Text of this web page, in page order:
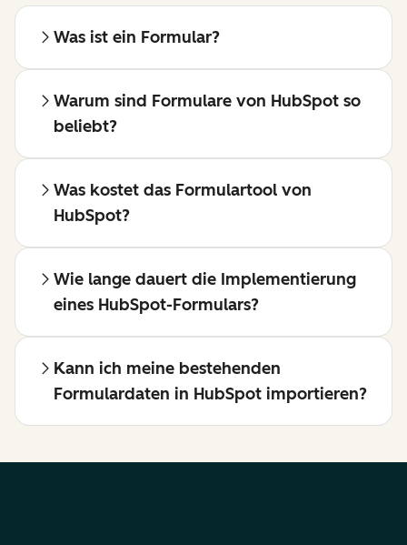
Was ist ein Formular?
Warum sind Formulare von HubSpot so
beliebt?
Was kostet das Formulartool von
HubSpot?
Wie lange dauert die Implementierung
eines HubSpot-Formulars?
Kann ich meine bestehenden
Formulardaten in HubSpot importieren?